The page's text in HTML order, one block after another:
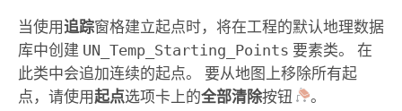
当使用追踪窗格建立起点时，将在工程的默认地理数据
库中创建 UN_Temp_Starting_Points 要素类。 在
此类中会追加连续的起点。 要从地图上移除所有起
点，请使用起点选项卡上的全部清除按钮 。